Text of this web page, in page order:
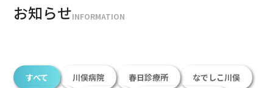
お知らせINFORMATION
すべて 川俣病院 春日診療所
なでしこ川俣